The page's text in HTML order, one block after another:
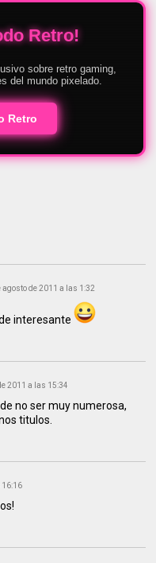
Retro!
sobre retro gaming,
del mundo pixelado.
Retro
agosto de 2011 a las 1:32
interesante
2011 a las 15:34
no ser muy numerosa,
titulos.
16:16